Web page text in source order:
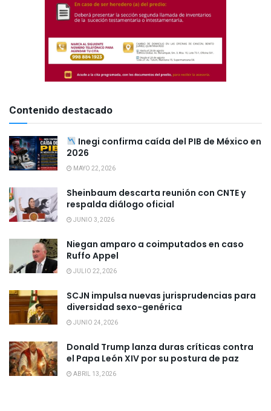
Contenido destacado
Inegi confirma caída del PIB de México en
2026
MAYO 22, 2026
Sheinbaum descarta reunión con CNTE y
respalda diálogo oficial
JUNIO 3, 2026
Niegan amparo a coimputados en caso
Ruffo Appel
JULIO 22, 2026
SCJN impulsa nuevas jurisprudencias para
diversidad sexo-genérica
JUNIO 24, 2026
Donald Trump lanza duras críticas contra
el Papa León XIV por su postura de paz
ABRIL 13, 2026